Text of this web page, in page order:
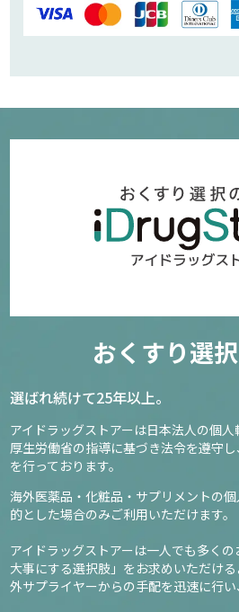
おくすり選
選ばれ続けて25年以上。
アイドラッグストアーは日本法人の個人
厚生労働省の指導に基づき法令を遵守し
を行っております。
海外医薬品・化粧品・サプリメントの個
的とした場合のみご利用いただけます。
アイドラッグストアーは一人でも多く
大事にする選択肢」をお求めいただける
外サプライヤーからの手配を迅速に行い